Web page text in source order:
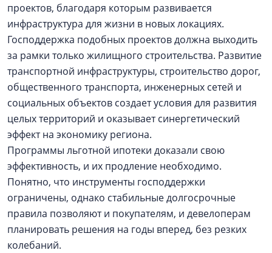
проектов, благодаря которым развивается
инфраструктура для жизни в новых локациях.
Господдержка подобных проектов должна выходить
за рамки только жилищного строительства. Развитие
транспортной инфраструктуры, строительство дорог,
общественного транспорта, инженерных сетей и
социальных объектов создает условия для развития
целых территорий и оказывает синергетический
эффект на экономику региона.
Программы льготной ипотеки доказали свою
эффективность, и их продление необходимо.
Понятно, что инструменты господдержки
ограничены, однако стабильные долгосрочные
правила позволяют и покупателям, и девелоперам
планировать решения на годы вперед, без резких
колебаний.